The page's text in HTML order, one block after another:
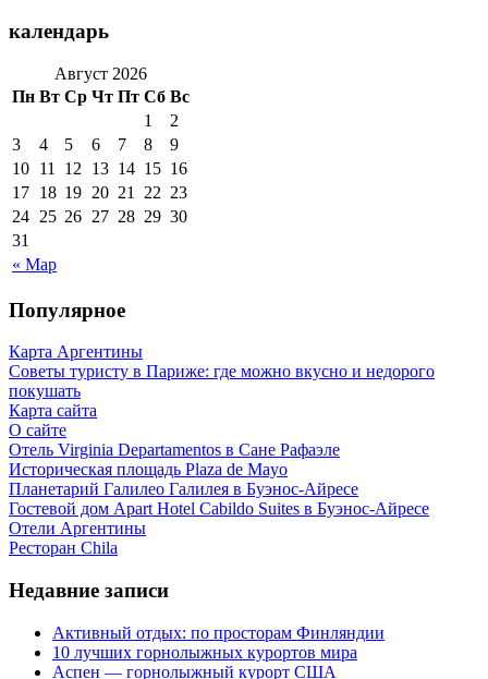
календарь
Август 2026
Пн Вт Ср Чт Пт Сб Вс
« Мар
1
2
3
4 5 6 7 8
9
10 11 12 13 14 15 16
17 18 19 20 21 22 23
24 25 26 27 28 29 30
31
Популярное
Карта Аргентины
Советы туристу в Париже: где можно вкусно и недорого
покушать
Карта сайта
О сайте
Отель Virginia Departamentos в Сане Рафаэле
Историческая площадь Plaza de Mayo
Планетарий Галилео Галилея в Буэнос-Айресе
Гостевой дом Apart Hotel Cabildo Suites в Буэнос-Айресе
Отели Аргентины
Ресторан Chila
Недавние записи
Активный отдых: по просторам Финляндии
10 лучших горнолыжных курортов мира
Аспен — горнолыжный курорт США